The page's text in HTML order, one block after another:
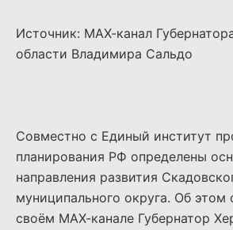
Источник: МАХ-канал
области Владимира Сальдо
Совместно с Единый институт
планирования РФ определены
направления развития
муниципального округа. Об этом
своём МАХ-канале Губернатор